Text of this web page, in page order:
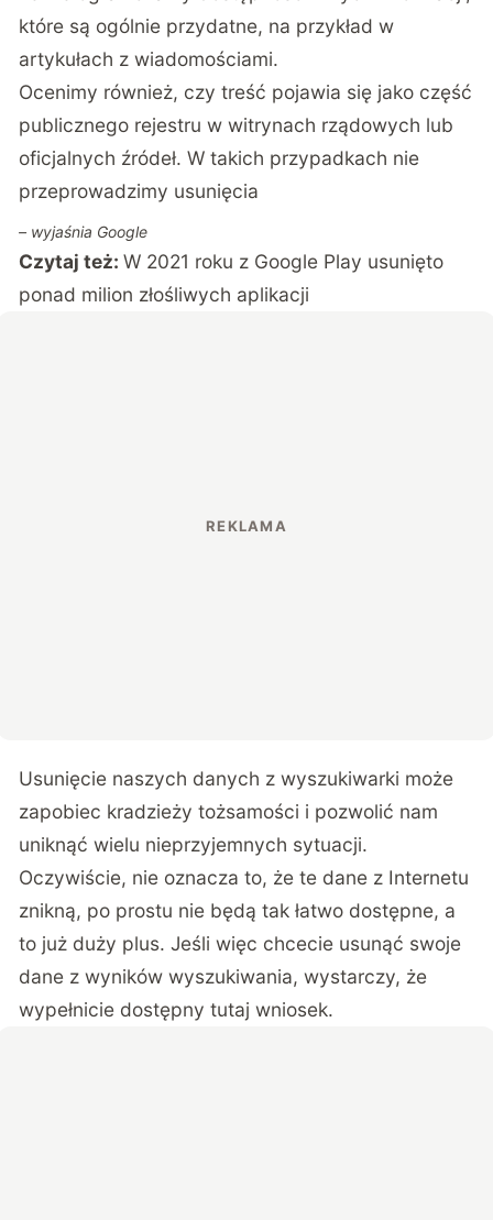
które są ogólnie przydatne, na przykład w
artykułach z wiadomościami.
Ocenimy również, czy treść pojawia się jako część
publicznego rejestru w witrynach rządowych lub
oficjalnych źródeł. W takich przypadkach nie
przeprowadzimy usunięcia
– wyjaśnia Google
Czytaj też:W 2021 roku z Google Play usunięto
ponad milion złośliwych aplikacji
Usunięcie naszych danych z wyszukiwarki może
zapobiec kradzieży tożsamości i pozwolić nam
uniknąć wielu nieprzyjemnych sytuacji.
Oczywiście, nie oznacza to, że te dane z Internetu
znikną, po prostu nie będą tak łatwo dostępne, a
to już duży plus. Jeśli więc chcecie usunąć swoje
dane z wyników wyszukiwania, wystarczy, że
wypełnicie dostępnytutaj wniosek.